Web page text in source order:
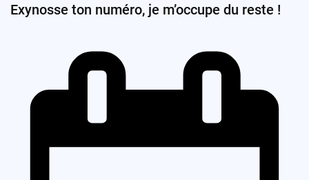
Exynosse ton numéro, je m’occupe du reste !